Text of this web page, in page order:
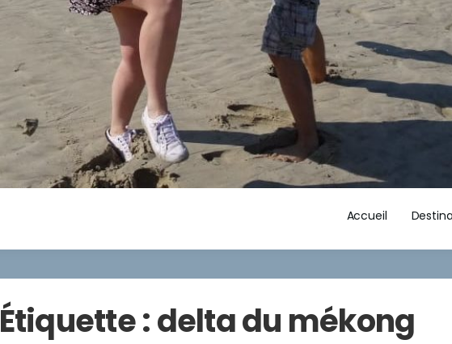
Accueil
Étiquette :delta du mékong